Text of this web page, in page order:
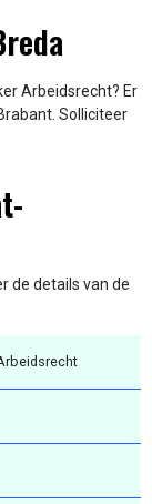
Arbeidsrecht? Er
Solliciteer
de details van de